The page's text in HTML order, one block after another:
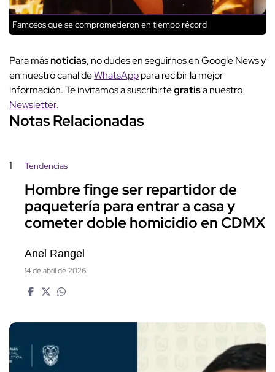
Famosos que se comprometieron en tiempo récord
Para másnoticias, no dudes en seguirnos en Google News y
en nuestro canal deWhatsApppara recibir la mejor
información. Te invitamos a suscribirtegratisa nuestro
Newsletter.
Notas Relacionadas
1 Tendencias
Hombre finge ser repartidor de
paquetería para entrar a casa y
cometer doble homicidio en CDMX
Anel Rangel
14 de abril de 2026